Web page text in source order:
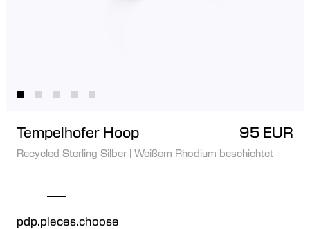
Tempelhofer Hoop 95 EUR
Recycled Sterling Silber | Weißem Rhodium beschichtet
pdp.pieces.choose